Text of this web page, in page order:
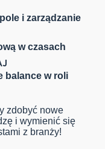
i zarządzanie
w czasach
balance w roli
zdobyć nowe
i wymienić się
z branży!